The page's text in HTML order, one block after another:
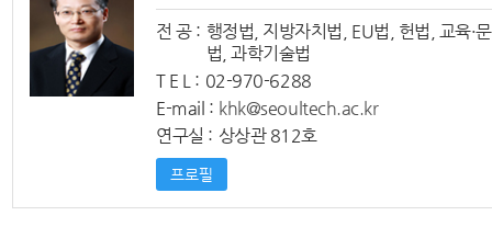
전 공 : 행정법, 지방자치법, EU법, 헌법, 교육·
법, 과학기술법
T E L : 02-970-6288
E-mail : khk@seoultech.ac.kr
연구실 : 상상관 812호
프로필